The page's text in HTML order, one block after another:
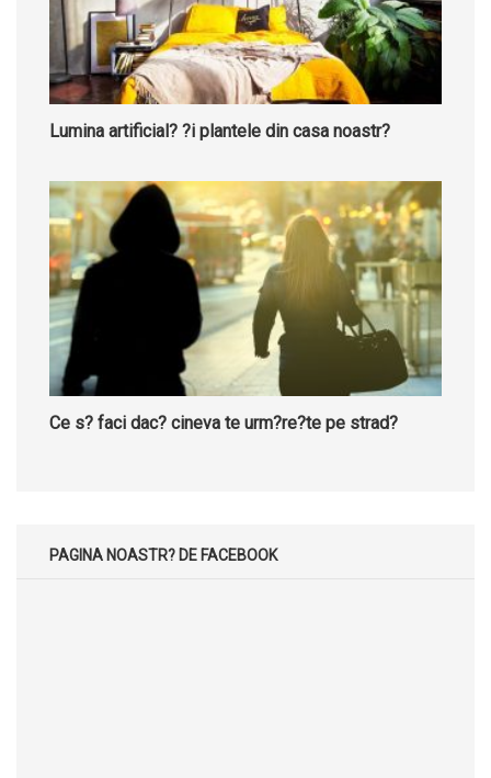
Lumina artificial? ?i plantele din casa noastr?
Ce s? faci dac? cineva te urm?re?te pe strad?
PAGINA NOASTR? DE FACEBOOK